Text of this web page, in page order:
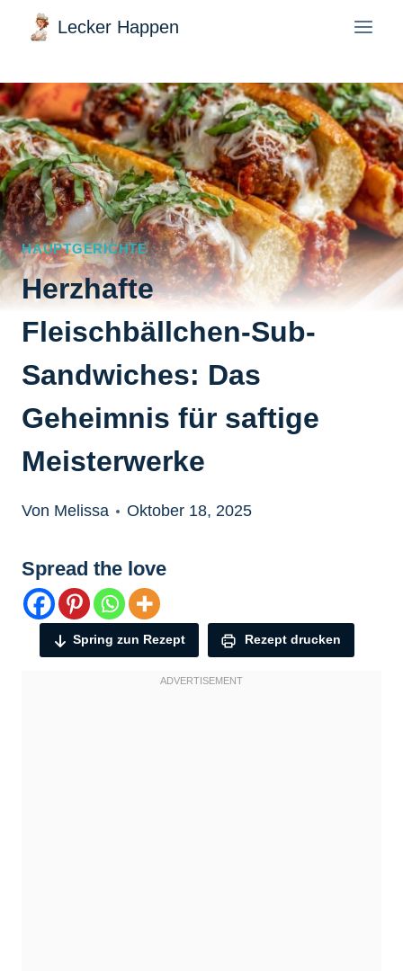
Zum
Inhalt
springen
Lecker Happen
HAUPTGERICHTE
Herzhafte
Fleischbällchen-Sub-
Sandwiches: Das
Geheimnis für saftige
Meisterwerke
Von Melissa Oktober 18, 2025
Spread the love
Spring zun Rezept Rezept drucken